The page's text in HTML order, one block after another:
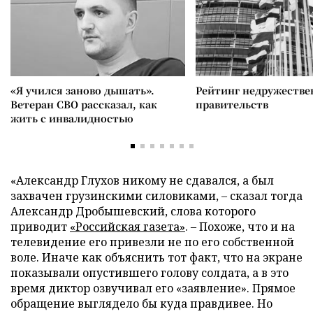
«Я учился заново дышать».
Ветеран СВО рассказал, как
жить с инвалидностью
Рейтинг
правительств
«Александр Глухов никому не сдавался, а был
захвачен грузинскими силовиками, – сказал тогда
Александр Дробышевский, слова которого
приводит «Российская газета». – Похоже, что и на
телевидение его привезли не по его собственной
воле. Иначе как объяснить тот факт, что на экране
показывали опустившего голову солдата, а в это
время диктор озвучивал его «заявление». Прямое
обращение выглядело бы куда правдивее. Но